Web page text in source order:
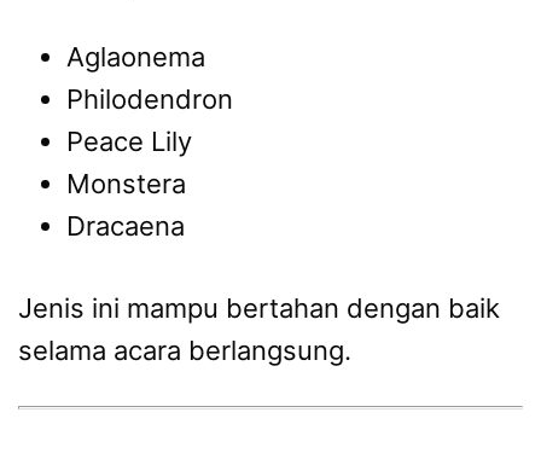
Aglaonema
Philodendron
Peace Lily
Monstera
Dracaena
Jenis ini mampu bertahan dengan baik
selama acara berlangsung.